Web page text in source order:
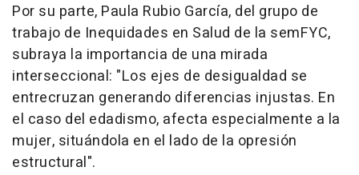
Por su parte, Paula Rubio García, del grupo de
trabajo de Inequidades en Salud de la semFYC,
subraya la importancia de una mirada
interseccional: "Los ejes de desigualdad se
entrecruzan generando diferencias injustas. En
el caso del edadismo, afecta especialmente a la
mujer, situándola en el lado de la opresión
estructural".